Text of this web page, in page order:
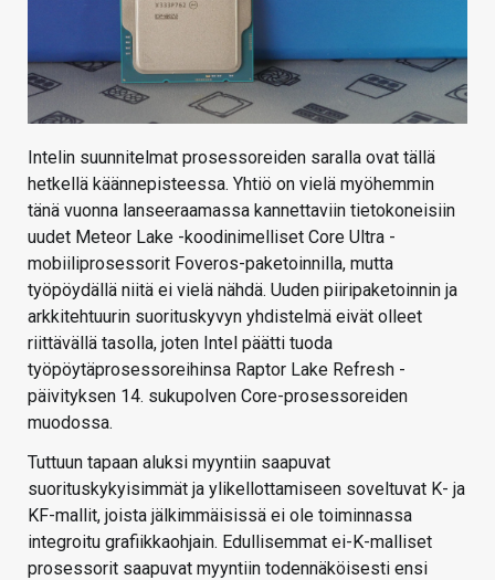
HAKU
Intelin suunnitelmat prosessoreiden saralla ovat tällä
hetkellä käännepisteessa. Yhtiö on vielä myöhemmin
tänä vuonna lanseeraamassa kannettaviin tietokoneisiin
uudet Meteor Lake -koodinimelliset Core Ultra -
mobiiliprosessorit Foveros-paketoinnilla, mutta
työpöydällä niitä ei vielä nähdä. Uuden piiripaketoinnin ja
arkkitehtuurin suorituskyvyn yhdistelmä eivät olleet
riittävällä tasolla, joten Intel päätti tuoda
työpöytäprosessoreihinsa Raptor Lake Refresh -
päivityksen 14. sukupolven Core-prosessoreiden
muodossa.
Tuttuun tapaan aluksi myyntiin saapuvat
suorituskykyisimmät ja ylikellottamiseen soveltuvat K- ja
KF-mallit, joista jälkimmäisissä ei ole toiminnassa
integroitu grafiikkaohjain. Edullisemmat ei-K-malliset
prosessorit saapuvat myyntiin todennäköisesti ensi